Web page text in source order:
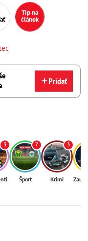
Tip na
článok
Pridať
3 7
Šport
3
Krimi